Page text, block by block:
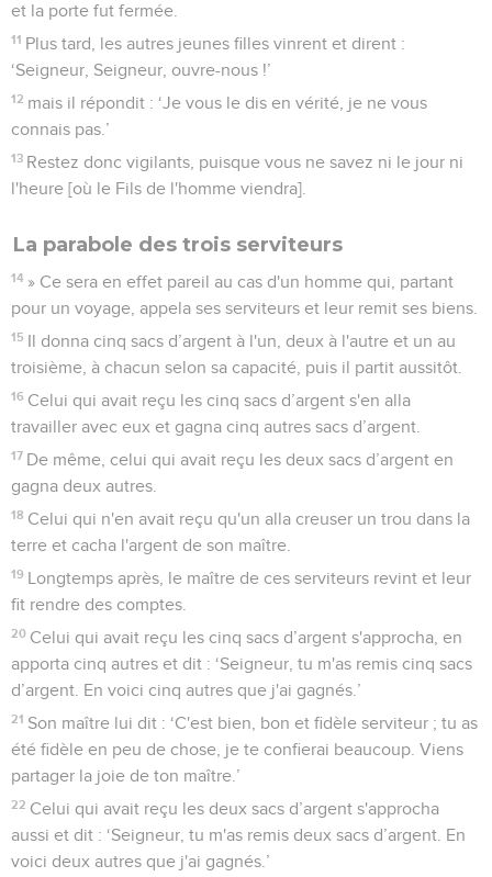
et la porte fut fermée.
11 Plus tard, les autres jeunes filles vinrent et dirent :
‘Seigneur, Seigneur, ouvre-nous !’
12 mais il répondit : ‘Je vous le dis en vérité, je ne vous
connais pas.’
13 Restez donc vigilants, puisque vous ne savez ni le jour ni
l'heure [où le Fils de l'homme viendra].
La parabole des trois serviteurs
14 » Ce sera en effet pareil au cas d'un homme qui, partant
pour un voyage, appela ses serviteurs et leur remit ses biens.
15 Il donna cinq sacs d’argent à l'un, deux à l'autre et un au
troisième, à chacun selon sa capacité, puis il partit aussitôt.
16 Celui qui avait reçu les cinq sacs d’argent s'en alla
travailler avec eux et gagna cinq autres sacs d’argent.
17 De même, celui qui avait reçu les deux sacs d’argent en
gagna deux autres.
18 Celui qui n'en avait reçu qu'un alla creuser un trou dans la
terre et cacha l'argent de son maître.
19 Longtemps après, le maître de ces serviteurs revint et leur
fit rendre des comptes.
20 Celui qui avait reçu les cinq sacs d’argent s'approcha, en
apporta cinq autres et dit : ‘Seigneur, tu m'as remis cinq sacs
d’argent. En voici cinq autres que j'ai gagnés.’
21 Son maître lui dit : ‘C'est bien, bon et fidèle serviteur ; tu as
été fidèle en peu de chose, je te confierai beaucoup. Viens
partager la joie de ton maître.’
22 Celui qui avait reçu les deux sacs d’argent s'approcha
aussi et dit : ‘Seigneur, tu m'as remis deux sacs d’argent. En
voici deux autres que j'ai gagnés.’